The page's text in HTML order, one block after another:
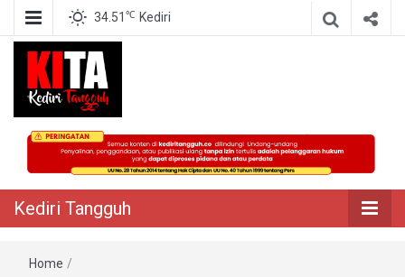
34.51 ℃ Kediri
Kediri Tangguh
Berita Akurat Terpercaya
Kediri Tangguh
Home /